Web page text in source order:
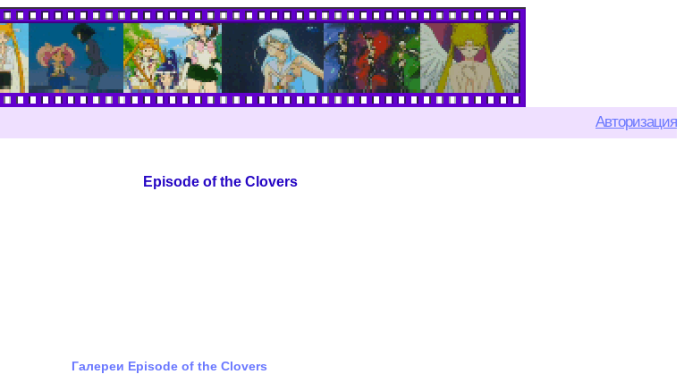
Авторизация
Episode of the Clovers
Галереи Episode of the Clovers